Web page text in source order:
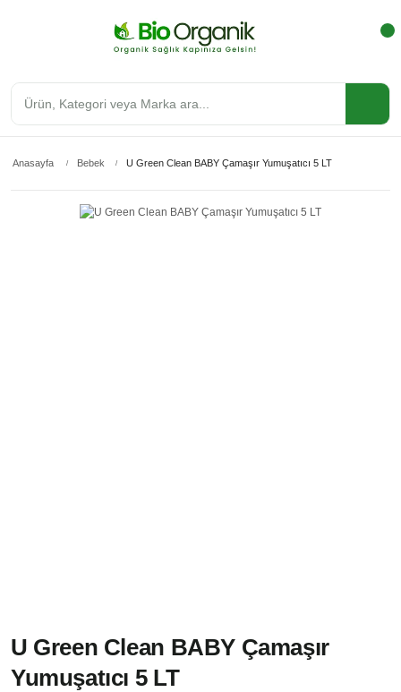
Anasayfa Bebek U Green Clean BABY Çamaşır Yumuşatıcı 5 LT
U Green Clean BABY Çamaşır
Yumuşatıcı 5 LT